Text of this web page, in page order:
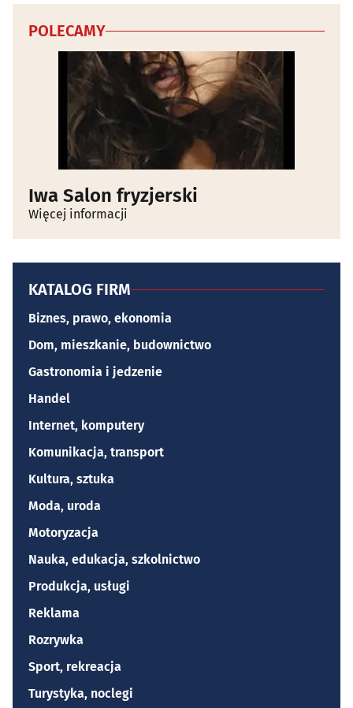
POLECAMY
Iwa Salon fryzjerski
Więcej informacji
KATALOG FIRM
Biznes, prawo, ekonomia
Dom, mieszkanie, budownictwo
Gastronomia i jedzenie
Handel
Internet, komputery
Komunikacja, transport
Kultura, sztuka
Moda, uroda
Motoryzacja
Nauka, edukacja, szkolnictwo
Produkcja, usługi
Reklama
Rozrywka
Sport, rekreacja
Turystyka, noclegi